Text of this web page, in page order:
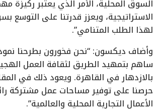
السوق المحلية، الأمر الذي يعتبر ركيزة
الاستراتيجية، ويعزز قدرتنا على التوسع
لهذا الطلب المتنامي”.
وأضاف ديكسون: “نحن فخورون بطرحنا
ساهم بتمهيد الطريق لثقافة العمل
بالازدهار في القاهرة. ويعود ذلك في
حرصنا على توفير مساحات عمل مشتركة
الأعمال التجارية المحلية والعالمية”.